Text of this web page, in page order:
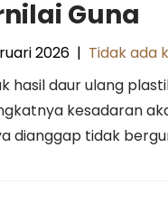
Guna
2026 | Tidak ada
hasil daur ulang
kesadaran
dianggap tidak